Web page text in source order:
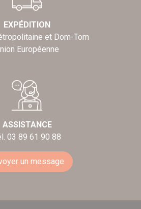
EXPÉDITION
et Dom-Tom
Européenne
ASSISTANCE
03 89 61 90 88
un message